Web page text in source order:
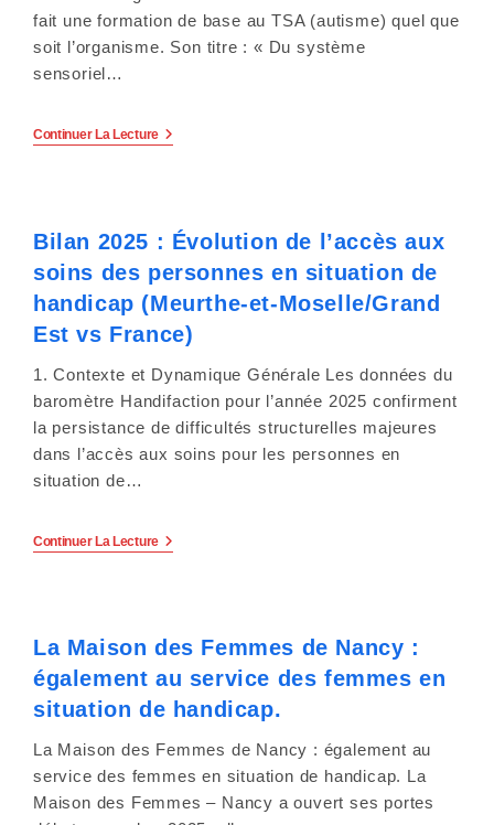
16H
À
fait une formation de base au TSA (autisme) quel que
soit l’organisme. Son titre : « Du système
sensoriel…
Continuer La LectureFormation
Construction
Soi
Et
De
La
Relation
À
L’autre »
Par
Vivre
Avec
L’Autisme
.
Bilan 2025 : Évolution de l’accès aux
soins des personnes en situation de
handicap (Meurthe-et-Moselle/Grand
Est vs France)
1. Contexte et Dynamique Générale Les données du
baromètre Handifaction pour l’année 2025 confirment
la persistance de difficultés structurelles majeures
dans l’accès aux soins pour les personnes en
situation de…
Continuer La LectureBilan
Aux
Des
Personnes
En
De
Handicap
Et-
La Maison des Femmes de Nancy :
également au service des femmes en
situation de handicap.
La Maison des Femmes de Nancy : également au
service des femmes en situation de handicap. La
Maison des Femmes – Nancy a ouvert ses portes